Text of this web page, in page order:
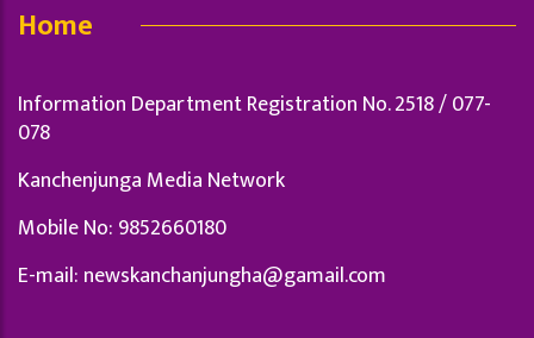
Home
Information Department Registration No. 2518 / 077-
078
Kanchenjunga Media Network
Mobile No: 9852660180
E-mail: newskanchanjungha@gamail.com